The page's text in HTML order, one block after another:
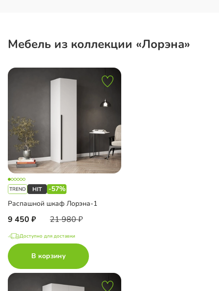
Мебель из коллекции «Лорэна»
-57%
Распашной шкаф Лорэна-1
9 450 21 980
Доступно для доставки
В корзину